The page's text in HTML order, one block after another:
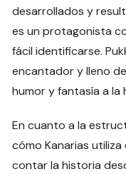
desarrollados y
es un protagonista
fácil identificarse.
encantador y lleno
humor y fantasía a la
En cuanto a la
cómo Kanarias
contar la historia